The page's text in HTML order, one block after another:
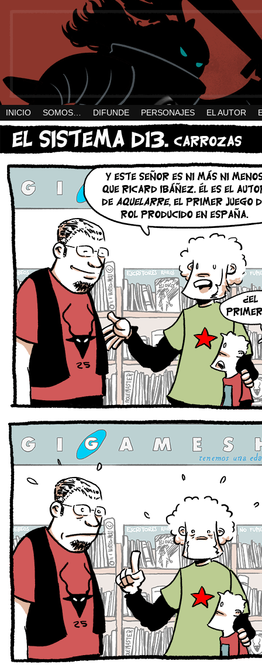
INICIO SOMOS… DIFUNDE PERSONAJES EL AUTOR